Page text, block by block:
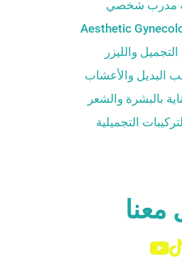
مدرب شخصي
Aesthetic
والليزر
البديل والأعشاب
بالبشرة والشعر
التجميلية
معنا